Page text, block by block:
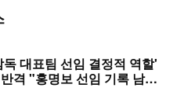
대표팀 선임 결정적 역할'
격 "홍명보 선임 기록 남아